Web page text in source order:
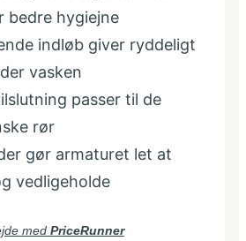
bedre hygiejne
indløb giver ryddeligt
vasken
passer til de
rør
gør armaturet let at
vedligeholde
med PriceRunner